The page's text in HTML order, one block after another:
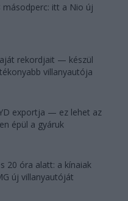
másodperc: itt a Nio új
rekordjait — készül
villanyautója
exportja — ez lehet az
épül a gyáruk
20 óra alatt: a kínaiak
új villanyautóját